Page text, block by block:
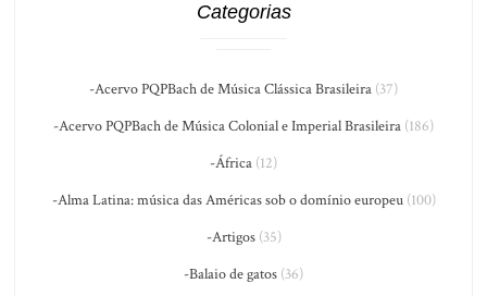
Categorias
-Acervo PQPBach de Música Clássica Brasileira (37)
-Acervo PQPBach de Música Colonial e Imperial Brasileira (186)
-África (12)
-Alma Latina: música das Américas sob o domínio europeu(100)
-Artigos(35)
-Balaio de gatos (36)